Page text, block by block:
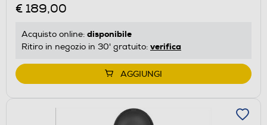
€ 189,00
Acquisto online: disponibile
Ritiro in negozio in 30' gratuito: verifica
AGGIUNGI